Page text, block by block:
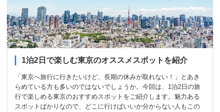
1泊2日で楽しむ東京のオススメスポットを紹介
「東京へ旅行に行きたいけど、長期の休みが取れない！」とあき
らめている方も多いのではないでしょうか。今回は、1泊2日の旅
行で楽しめる東京のおすすめスポットをご紹介します。魅力ある
スポットばかりなので、どこに行けばいいか分からない人もこの